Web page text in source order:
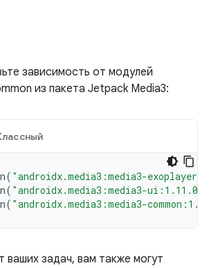
зависимость от модулей
из пакета Jetpack Media3:
( "androidx.media3:media3-
( "androidx.media3:media3-ui:1.11.0"
( "androidx.media3:media3-
ваших задач, вам также могут